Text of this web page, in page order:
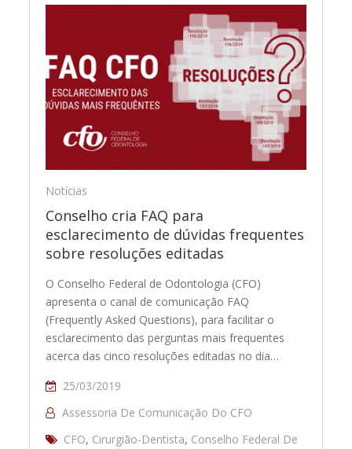
Notícias
Conselho cria FAQ para
esclarecimento de dúvidas frequentes
sobre resoluções editadas
O Conselho Federal de Odontologia (CFO)
apresenta o canal de comunicação FAQ
(Frequently Asked Questions), para facilitar o
esclarecimento das perguntas mais frequentes
acerca das cinco resoluções editadas no dia…
25/03/2019
Assessoria De Comunicação Do CFO
CFO, Cirurgião-Dentista, Conselho Federal De